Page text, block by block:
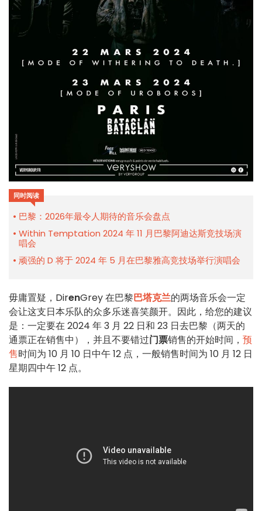
同时阅读
巴黎：2026年最令人期待的音乐会盘点
Within Temptation 2024 年 11 月巴黎阿迪达斯竞技场演
唱会
顽强的 D 将于 2024 年 5 月在巴黎雅高竞技场举行演唱会
毋庸置疑，DirenGrey 在巴黎巴塔克兰的两场音乐会一定
会让这支日本乐队的众多乐迷喜笑颜开。因此，给您的建议
是：一定要在 2024 年 3 月 22 日和 23 日去巴黎（两天的
通票正在销售中），并且不要错过门票销售的开始时间， 预
售时间为 10 月 10 日中午 12 点，一般销售时间为 10 月 12 日
星期四中午 12 点。